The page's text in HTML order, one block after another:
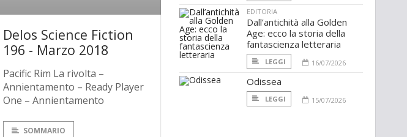
Delos Science Fiction
196 - Marzo 2018
Pacific Rim La rivolta –
Annientamento – Ready Player
One – Annientamento
SOMMARIO
EDITORIA
Dall’antichità alla Golden
Age: ecco la storia della
fantascienza letteraria
LEGGI 16/07/2026
Odissea
LEGGI 15/07/2026